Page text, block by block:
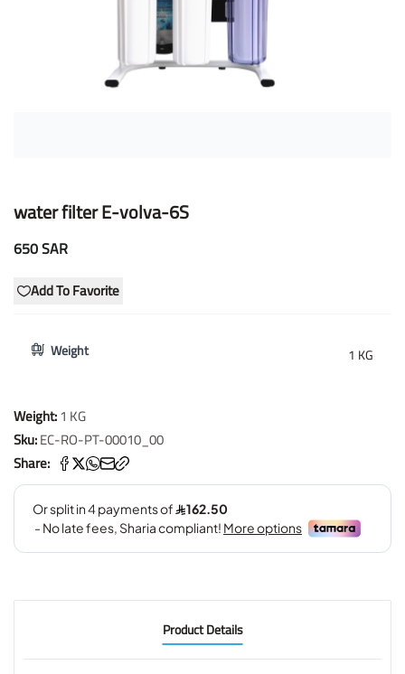
water filter E-volva-6S
650 SAR
Add To Favorite
Weight 1 KG
Weight:1 KG
Sku:EC-RO-PT-00010_00
Share:
Product Details